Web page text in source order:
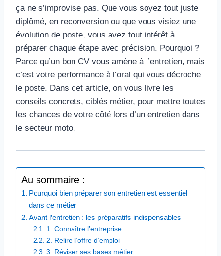
ça ne s’improvise pas. Que vous soyez tout juste
diplômé, en reconversion ou que vous visiez une
évolution de poste, vous avez tout intérêt à
préparer chaque étape avec précision. Pourquoi ?
Parce qu’un bon CV vous amène à l’entretien, mais
c’est votre performance à l’oral qui vous décroche
le poste. Dans cet article, on vous livre les
conseils concrets, ciblés métier, pour mettre toutes
les chances de votre côté lors d’un entretien dans
le secteur moto.
Au sommaire :
Pourquoi bien préparer son entretien est essentiel
dans ce métier
Avant l’entretien : les préparatifs indispensables
1. Connaître l’entreprise
2. Relire l’offre d’emploi
3. Réviser ses bases métier